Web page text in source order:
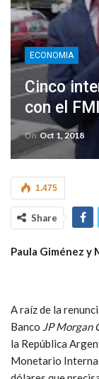
ECONOMIA
Cinco
con el
OnOct 1, 2018
1.475
Share
Paula Giménez y
A raíz de la
Banco JP Morgan
la República
Monetario